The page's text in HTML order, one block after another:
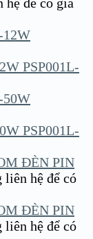
PSP001L-
PSP001L-
ĐÈN PIN
liên hệ để có
ĐÈN PIN
liên hệ để có